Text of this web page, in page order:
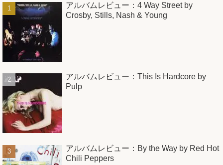
アルバムレビュー：4 Way Street by
Crosby, Stills, Nash & Young
アルバムレビュー：This Is Hardcore by
Pulp
アルバムレビュー：By the Way by Red Hot
Chili Peppers